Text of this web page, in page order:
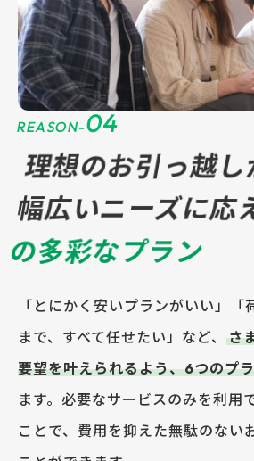
REASON-04
理想のお引っ越し
幅広いニーズに応
の多彩なプラン
「とにかく安いプランがいい」「
まで、すべて任せたい」など、 さ
要望を叶えられるよう、6つのプ
ます。必要なサービスのみを利用
ことで、費用を抑えた無駄のない